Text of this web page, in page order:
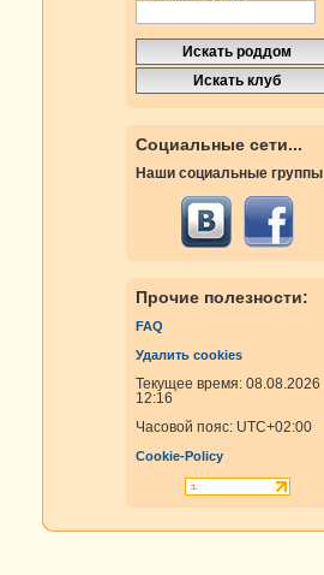
Социальные сети...
Наши социальные группы
Прочие полезности:
FAQ
Удалить cookies
Текущее время: 08.08.2026
12:16
Часовой пояс: UTC+02:00
Cookie-Policy